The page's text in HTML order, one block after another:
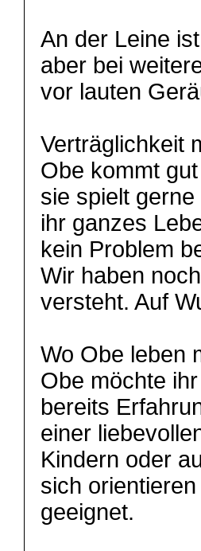
An der Leine
aber bei
vor lauten
Verträglichkeit
Obe kommt
sie spielt
ihr ganzes
kein Problem
Wir haben
versteht. Auf
Wo Obe leben
Obe möchte
bereits
einer
Kindern oder
sich
geeignet.